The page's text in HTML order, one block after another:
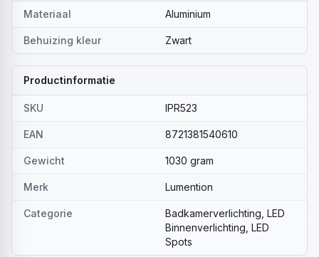
Materiaal Aluminium
Behuizing kleur Zwart
Productinformatie
SKU IPR523
EAN 8721381540610
Gewicht 1030 gram
Merk Lumention
Categorie
Badkamerverlichting, LED
Binnenverlichting, LED
Spots